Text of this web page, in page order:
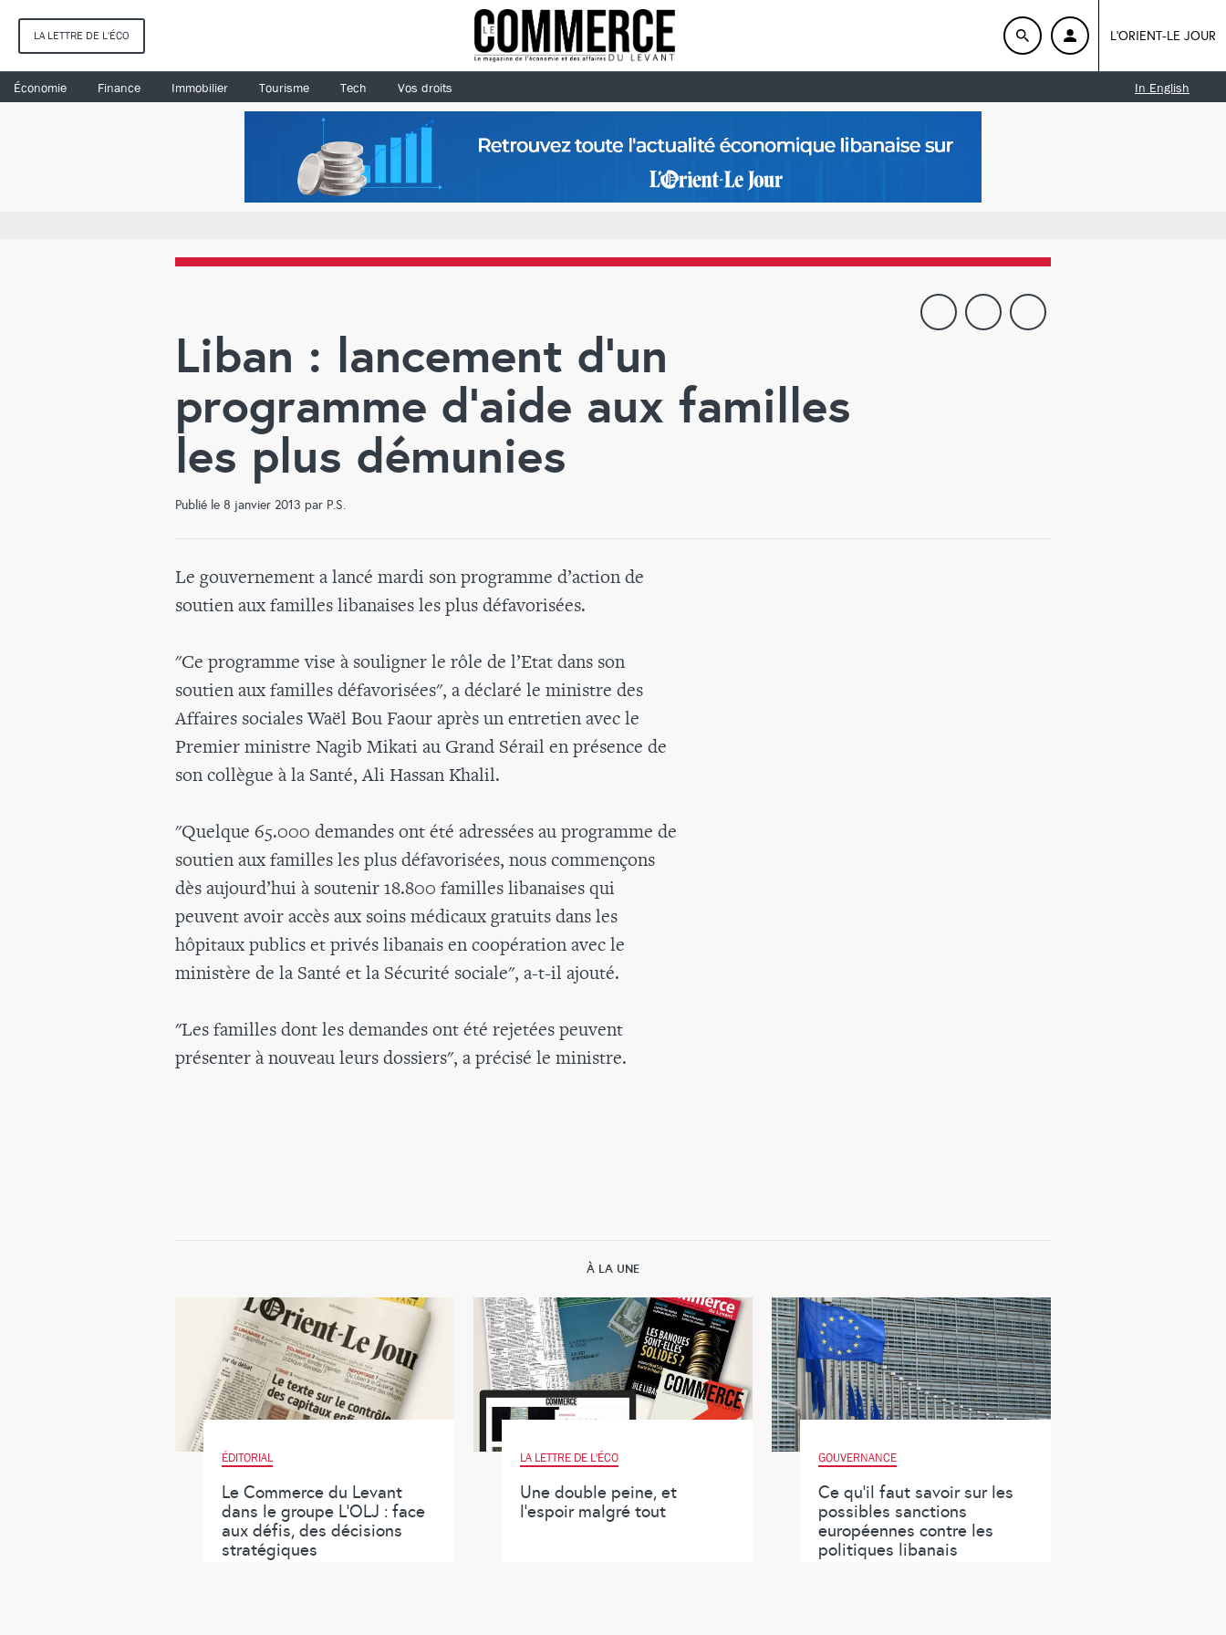
LA LETTRE DE L'ÉCO L'ORIENT-LE JOUR
Économie Finance Immobilier Tourisme Tech Vos droits In English
Liban : lancement d'un
programme d’aide aux familles
les plus démunies
Publié le 8 janvier 2013 par P.S.
Le gouvernement a lancé mardi son programme d’action de
soutien aux familles libanaises les plus défavorisées.
"Ce programme vise à souligner le rôle de l’Etat dans son
soutien aux familles défavorisées", a déclaré le ministre des
Affaires sociales Waël Bou Faour après un entretien avec le
Premier ministre Nagib Mikati au Grand Sérail en présence de
son collègue à la Santé, Ali Hassan Khalil.
"Quelque 65.000 demandes ont été adressées au programme de
soutien aux familles les plus défavorisées, nous commençons
dès aujourd’hui à soutenir 18.800 familles libanaises qui
peuvent avoir accès aux soins médicaux gratuits dans les
hôpitaux publics et privés libanais en coopération avec le
ministère de la Santé et la Sécurité sociale", a-t-il ajouté.
"Les familles dont les demandes ont été rejetées peuvent
présenter à nouveau leurs dossiers", a précisé le ministre.
À LA UNE
ÉDITORIAL
Le Commerce du Levant
dans le groupe L’OLJ : face
aux défis, des décisions
stratégiques
LA LETTRE DE L'ÉCO
Une double peine, et
l’espoir malgré tout
GOUVERNANCE
Ce qu’il faut savoir sur les
possibles sanctions
européennes contre les
politiques libanais